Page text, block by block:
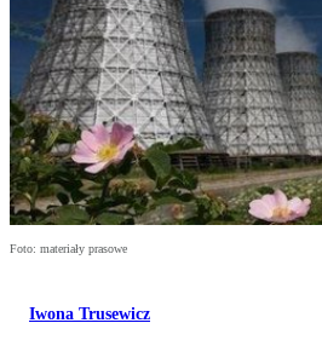
Foto: materiały prasowe
Iwona Trusewicz